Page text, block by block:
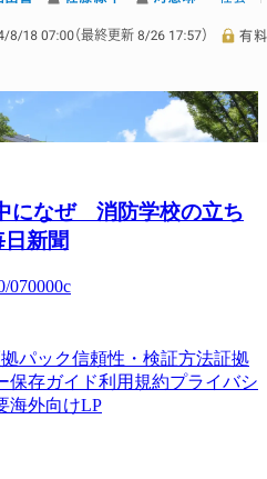
になぜ 消防学校の立ち
新聞
070000c
パック信頼性・検証方法証拠
保存ガイド利用規約プライバシ
海外向けLP